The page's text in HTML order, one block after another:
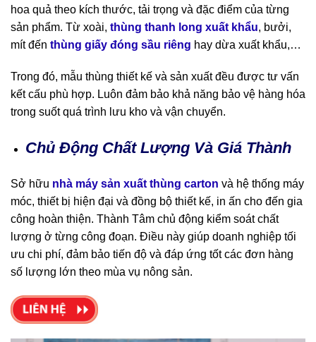
hoa quả theo kích thước, tải trọng và đặc điểm của từng
sản phẩm. Từ xoài, thùng thanh long xuất khẩu, bưởi,
mít đến thùng giấy đóng sầu riêng hay dừa xuất khẩu,…
Trong đó, mẫu thùng thiết kế và sản xuất đều được tư vấn
kết cấu phù hợp. Luôn đảm bảo khả năng bảo vệ hàng hóa
trong suốt quá trình lưu kho và vận chuyển.
Chủ Động Chất Lượng Và Giá Thành
Sở hữu n hà máy sản xuất thùng carton và hệ thống máy
móc, thiết bị hiện đại và đồng bộ thiết kế, in ấn cho đến gia
công hoàn thiện. Thành Tâm chủ động kiểm soát chất
lượng ở từng công đoạn. Điều này giúp doanh nghiệp tối
ưu chi phí, đảm bảo tiến độ và đáp ứng tốt các đơn hàng
số lượng lớn theo mùa vụ nông sản.